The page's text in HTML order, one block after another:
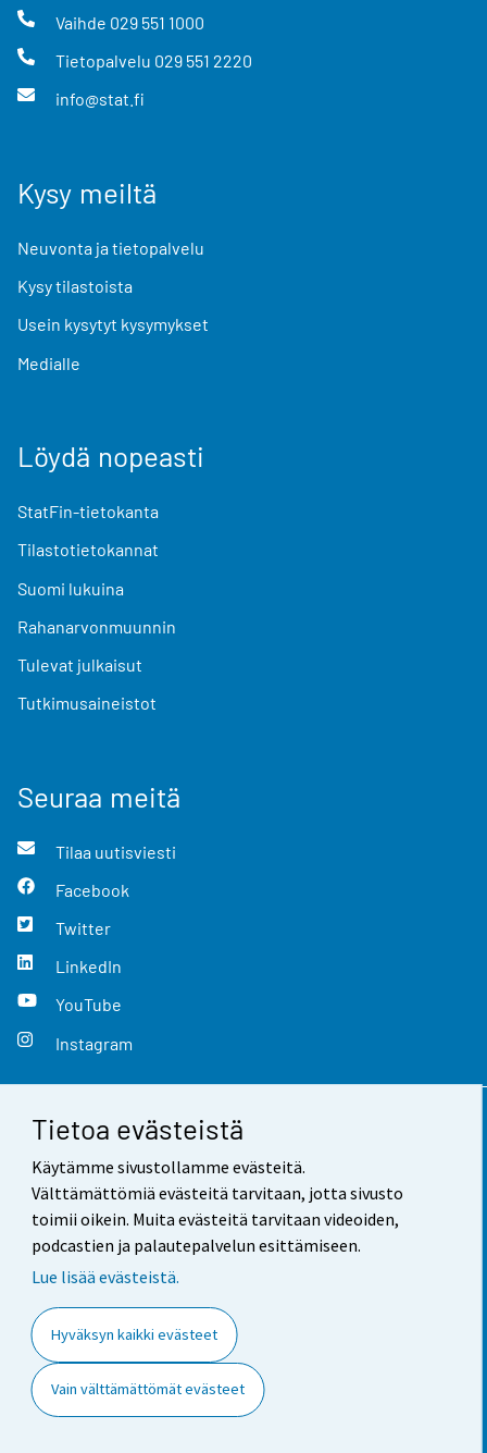
Tietoa evästeistä
Käytämme sivustollamme evästeitä.
Välttämättömiä evästeitä tarvitaan, jotta sivusto
toimii oikein. Muita evästeitä tarvitaan videoiden,
podcastien ja palautepalvelun esittämiseen.
Lue lisää evästeistä.
Hyväksyn kaikki evästeet
Vain välttämättömät evästeet
Vaihde 029 551 1000
Tietopalvelu 029 551 2220
info@stat.fi
Kysy meiltä
Neuvonta ja tietopalvelu
Kysy tilastoista
Usein kysytyt kysymykset
Medialle
Löydä nopeasti
StatFin-tietokanta
Tilastotietokannat
Suomi lukuina
Rahanarvonmuunnin
Tulevat julkaisut
Tutkimusaineistot
Seuraa meitä
Tilaa uutisviesti
Facebook
Twitter
LinkedIn
YouTube
Instagram
Yhteystiedot
Palaute
Käyttöehdot
Saavutettavuus
Tietoa sivustosta
Evästeasetukset